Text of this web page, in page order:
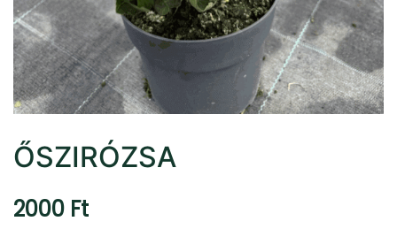
ŐSZIRÓZSA
2000 Ft